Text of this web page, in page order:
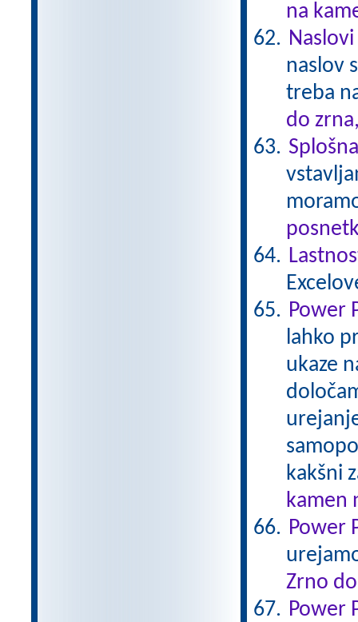
na
naslov
treba
do
Power
lahko
ukaze
kakšni
kamen
Power
Zrno
Power